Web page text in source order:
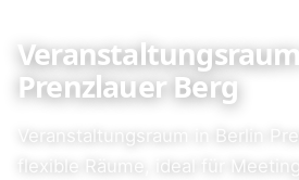
Prenzlauer Berg
Veranstaltungsraum in Berlin
flexible Räume, ideal für